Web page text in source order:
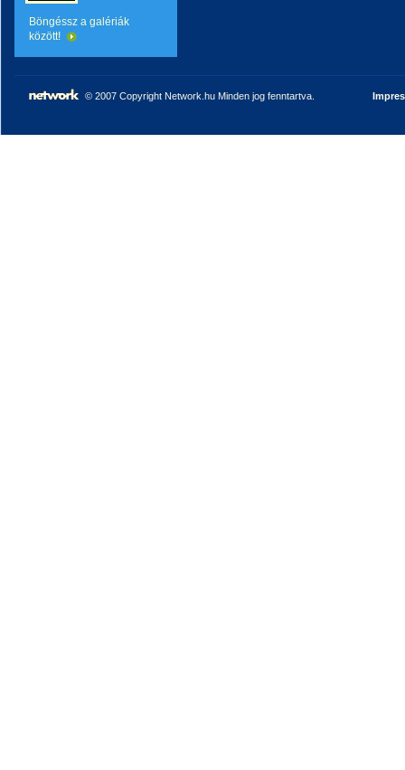
Böngéssz a galériák
között!
© 2007 Copyright Network.hu Minden jog fenntartva.